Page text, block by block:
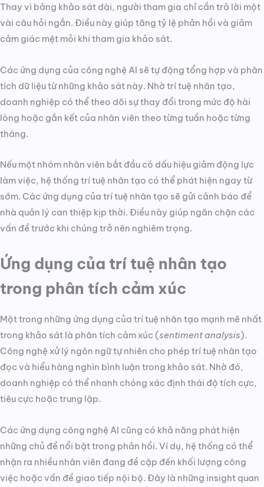
Thay vì bảng khảo sát dài, người tham gia chỉ cần trả lời một
vài câu hỏi ngắn. Điều này giúp tăng tỷ lệ phản hồi và giảm
cảm giác mệt mỏi khi tham gia khảo sát.
Các ứng dụng của công nghệ AI sẽ tự động tổng hợp và phân
tích dữ liệu từ những khảo sát này. Nhờ trí tuệ nhân tạo,
doanh nghiệp có thể theo dõi sự thay đổi trong mức độ hài
lòng hoặc gắn kết của nhân viên theo từng tuần hoặc từng
tháng.
Nếu một nhóm nhân viên bắt đầu có dấu hiệu giảm động lực
làm việc, hệ thống trí tuệ nhân tạo có thể phát hiện ngay từ
sớm. Các ứng dụng của trí tuệ nhân tạo sẽ gửi cảnh báo để
nhà quản lý can thiệp kịp thời. Điều này giúp ngăn chặn các
vấn đề trước khi chúng trở nên nghiêm trọng.
Ứng dụng của trí tuệ nhân tạo
trong phân tích cảm xúc
Một trong những ứng dụng của trí tuệ nhân tạo mạnh mẽ nhất
trong khảo sát là phân tích cảm xúc (sentiment analysis).
Công nghệ xử lý ngôn ngữ tự nhiên cho phép trí tuệ nhân tạo
đọc và hiểu hàng nghìn bình luận trong khảo sát. Nhờ đó,
doanh nghiệp có thể nhanh chóng xác định thái độ tích cực,
tiêu cực hoặc trung lập.
Các ứng dụng công nghệ AI cũng có khả năng phát hiện
những chủ đề nổi bật trong phản hồi. Ví dụ, hệ thống có thể
nhận ra nhiều nhân viên đang đề cập đến khối lượng công
việc hoặc vấn đề giao tiếp nội bộ. Đây là những insight quan